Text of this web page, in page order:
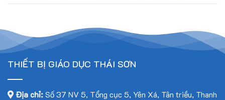
THIẾT BỊ GIÁO DỤC THÁI SƠN
Địa chỉ:Số 37 NV 5, Tổng cục 5, Yên Xá, Tân triều, Thanh